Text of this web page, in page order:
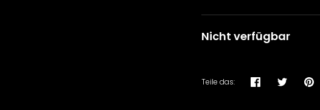
Nicht verfügbar
Teile das: TeilenTwittern